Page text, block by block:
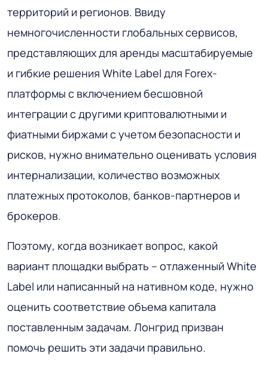
территорий и регионов. Ввиду
немногочисленности глобальных сервисов,
представляющих для аренды масштабируемые
и гибкие решения White Label для Forex-
платформы с включением бесшовной
интеграции с другими криптовалютными и
фиатными биржами с учетом безопасности и
рисков, нужно внимательно оценивать условия
интернализации, количество возможных
платежных протоколов, банков-партнеров и
брокеров.
Поэтому, когда возникает вопрос, какой
вариант площадки выбрать – отлаженный White
Label или написанный на нативном коде, нужно
оценить соответствие объема капитала
поставленным задачам. Лонгрид призван
помочь решить эти задачи правильно.